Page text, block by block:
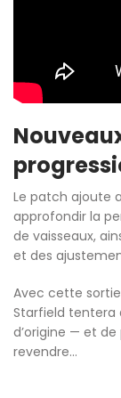
Le patch ajoute
approfondir la
de vaisseaux,
et des
Avec cette
Starfield tentera
d’origine — et
revendre…